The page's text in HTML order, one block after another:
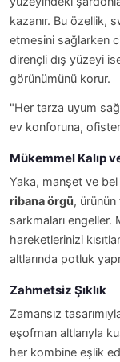
kazanır. Bu özellik,
etmesini sağlarken
dirençli dış yüzeyi
görünümünü korur.
"Her tarza uyum
ev konforuna, ofisten
Mükemmel Kalıp
Yaka, manşet ve
ribana örgü, ürünün
sarkmaları
hareketlerinizi
altlarında potluk
Zahmetsiz Şıklık
Zamansız
eşofman altlarıyla
her kombine eşlik